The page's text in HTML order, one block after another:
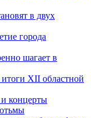
в двух
города
шагает в
XII областной
концерты